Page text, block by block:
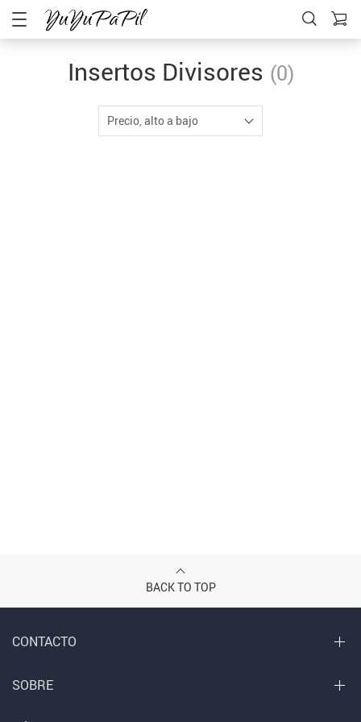
Insertos Divisores (0)
Precio, alto a bajo
BACK TO TOP
CONTACTO
SOBRE